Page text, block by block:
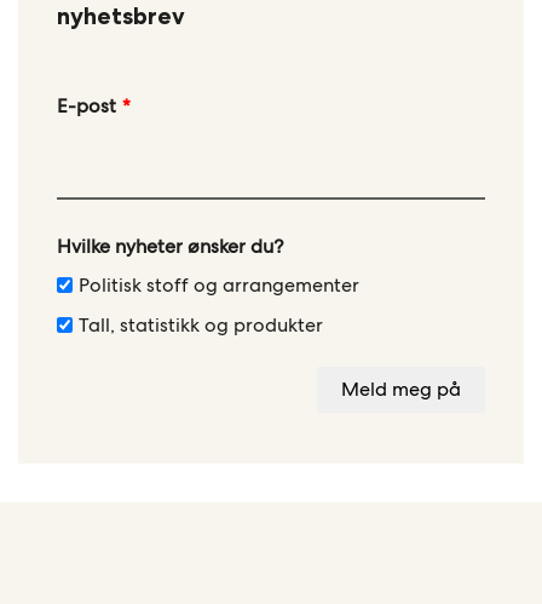
nyhetsbrev
Leave
blank
E-post
Hvilke nyheter ønsker du?
Politisk stoff og arrangementer
Tall, statistikk og produkter
Meld meg på